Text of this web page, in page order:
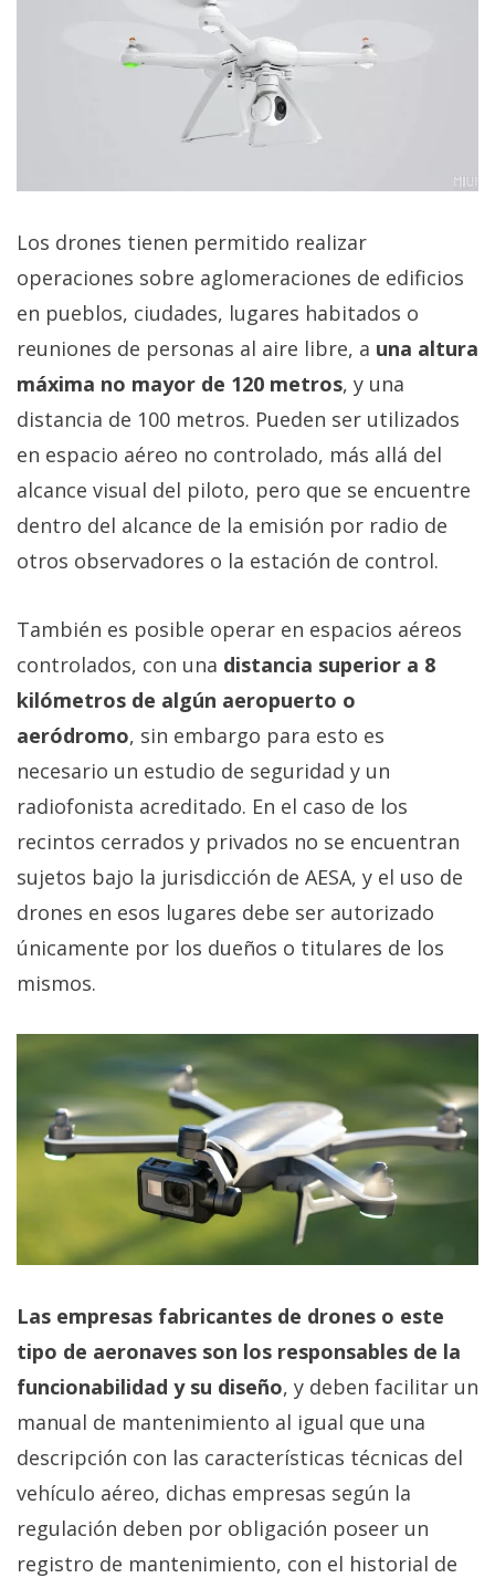
Los drones tienen permitido realizar
operaciones sobre aglomeraciones de edificios
en pueblos, ciudades, lugares habitados o
reuniones de personas al aire libre, a una altura
máxima no mayor de 120 metros, y una
distancia de 100 metros. Pueden ser utilizados
en espacio aéreo no controlado, más allá del
alcance visual del piloto, pero que se encuentre
dentro del alcance de la emisión por radio de
otros observadores o la estación de control.
También es posible operar en espacios aéreos
controlados, con una distancia superior a 8
kilómetros de algún aeropuerto o
aeródromo, sin embargo para esto es
necesario un estudio de seguridad y un
radiofonista acreditado. En el caso de los
recintos cerrados y privados no se encuentran
sujetos bajo la jurisdicción de AESA, y el uso de
drones en esos lugares debe ser autorizado
únicamente por los dueños o titulares de los
mismos.
Las empresas fabricantes de drones o este
tipo de aeronaves son los responsables de la
funcionabilidad y su diseño, y deben facilitar un
manual de mantenimiento al igual que una
descripción con las características técnicas del
vehículo aéreo, dichas empresas según la
regulación deben por obligación poseer un
registro de mantenimiento, con el historial de